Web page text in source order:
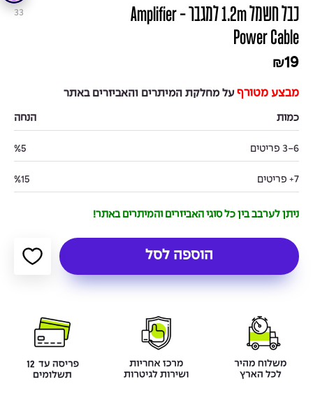
33
כבל חשמל 1.2m למגבר - Amplifier
Power Cable
₪19
מבצע מטורף על מחלקת המיתרים והאביזרים באתר
כמות הנחה
3-6 פריטים %5
7+ פריטים %15
ניתן לערבב בין כל סוגי האביזרים והמיתרים באתר!
הוספה לסל